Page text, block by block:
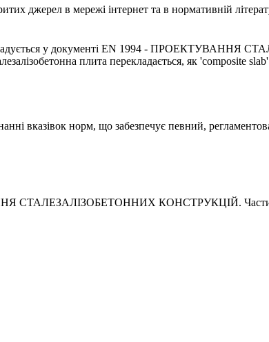
джерел в мережі інтернет та в нормативній
у документі EN 1994 - ПРОЕКТУВАННЯ
плита перекладається, як 'composite
вказівок норм, що забезпечує певний,
СТАЛЕЗАЛІЗОБЕТОННИХ КОНСТРУКЦІЙ. Частина